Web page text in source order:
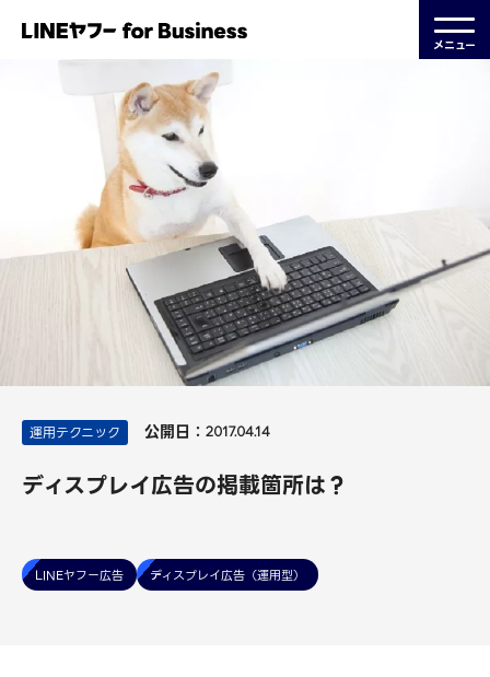
メニュー
運用テクニック 公開日： 2017.04.14
ディスプレイ広告の掲載箇所は？
LINEヤフー広告 ディスプレイ広告（運用型）